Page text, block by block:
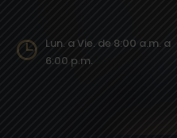
Lun. a Vie. de 8:00 a.m. a
6:00 p.m.